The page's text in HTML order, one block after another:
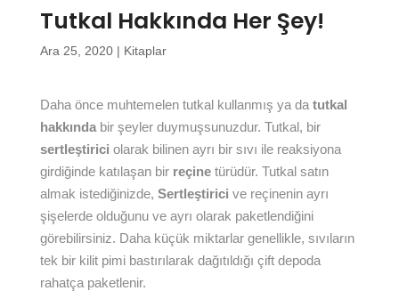
Tutkal Hakkında Her Şey!
Ara 25, 2020| Kitaplar
Daha önce muhtemelen tutkal kullanmış ya datutkal
hakkındabir şeyler duymuşsunuzdur. Tutkal, bir
sertleştirici olarak bilinen ayrı bir sıvı ile reaksiyona
girdiğinde katılaşan bir reçinetürüdür. Tutkal satın
almak istediğinizde, Sertleştirici ve reçinenin ayrı
şişelerde olduğunu ve ayrı olarak paketlendiğini
görebilirsiniz. Daha küçük miktarlar genellikle, sıvıların
tek bir kilit pimi bastırılarak dağıtıldığı çift depoda
rahatça paketlenir.